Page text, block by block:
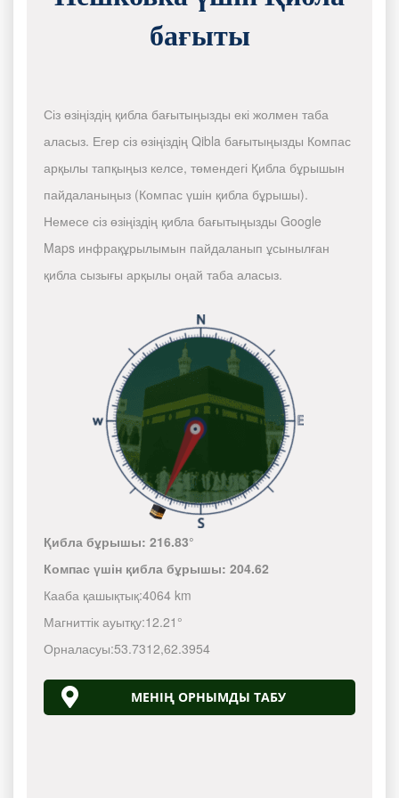
бағыты
Сіз өзіңіздің қибла бағытыңызды екі жолмен таба
аласыз. Егер сіз өзіңіздің Qibla бағытыңызды Компас
арқылы тапқыңыз келсе, төмендегі Қибла бұрышын
пайдаланыңыз (Компас үшін қибла бұрышы).
Немесе сіз өзіңіздің қибла бағытыңызды Google
Maps инфрақұрылымын пайдаланып ұсынылған
қибла сызығы арқылы оңай таба аласыз.
Қибла бұрышы:216.83°
Компас үшін қибла бұрышы:204.62
Кааба қашықтық:4064 km
Магниттік ауытқу:12.21°
Орналасуы:53.7312,62.3954
МЕНІҢ ОРНЫМДЫ ТАБУ